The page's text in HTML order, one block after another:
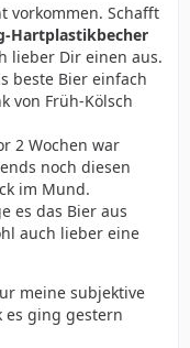
vorkommen. Schafft
Hartplastikbecher
lieber Dir einen aus.
beste Bier einfach
von Früh-Kölsch
2 Wochen war
noch diesen
im Mund.
es das Bier aus
auch lieber eine
meine subjektive
es ging gestern